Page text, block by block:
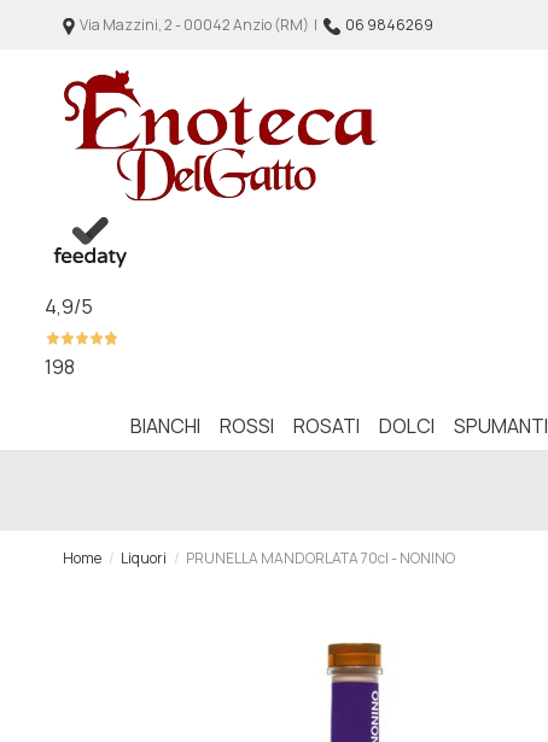
Via Mazzini, 2 - 00042 Anzio (RM) | 06 9846269
4,9/5
198
BIANCHI ROSSI ROSATI DOLCI SPUMANTI
Home Liquori PRUNELLA MANDORLATA 70cl - NONINO